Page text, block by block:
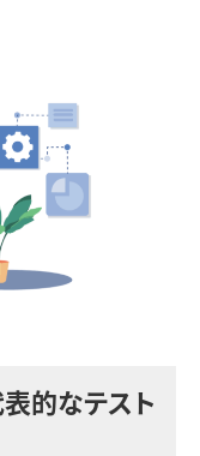
的なテスト